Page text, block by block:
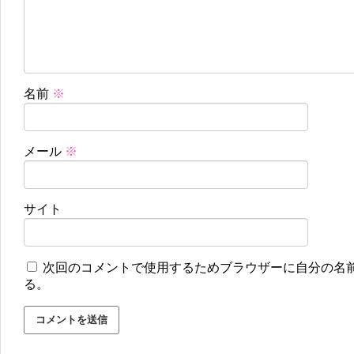
名前 ※
メール ※
サイト
次回のコメントで使用するためブラウザーに自分の名
る。